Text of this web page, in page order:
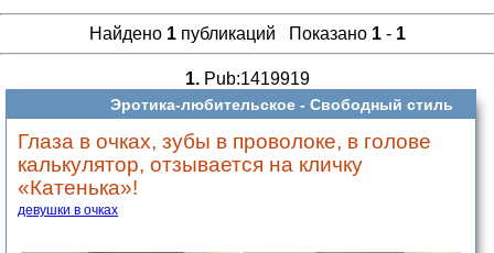
Найдено 1публикаций Показано 1- 1
1.Pub:1419919
Эротика-любительское - Свободный стиль
Глаза в очках, зубы в проволоке, в голове
калькулятор, отзывается на кличку
«Катенька»!
девушки в очках